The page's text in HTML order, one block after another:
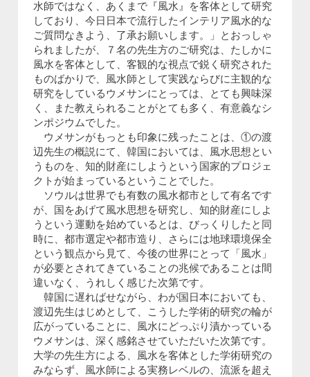
水師ではなく、あくまで『風水』を客体として研究
しており、今日日本で流行したインテリア風水的な
ご質問なきよう、了承お願いします。」とおっしゃ
られましたが、７名の先生方のご研究は、たしかに
風水を客体として、客観的な視点で鋭く研究された
ものばかりで、風水師として実践ならびに主観的な
研究をしているウメサンにとっては、とても興味深
く、また教えられることがとても多く、有意義なシ
ンポジウムでした。
ウメサンがもっとも印象に残ったことは、①の渡
辺先生の概説にて、韓国においては、風水思想とい
うものを、知的財産にしようという国家的プロジェ
クトが始まっているということでした。
ソウルは世界でも有数の風水都市として有名です
が、国をあげて風水思想を研究し、知的財産にしよ
うという運動を始めているとは、びっくりしたと同
時に、都市選定や都市造り、さらには地球環境保全
という観点から見て、今後の世界にとって「風水」
が必要とされてきていることの兆候であることは間
違いなく、うれしく感じた次第です。
韓国に遅ればせながら、わが国日本においても、
渡辺先生はじめとして、こうした学術的研究の輪が
広がっていることに、風水にどっぷり漬かっている
ウメサンは、深く感銘させていただいた次第です。
大学の先生方による、風水を客体とした学術研究の
みならず、風水師による実務レベルの、流派を超え